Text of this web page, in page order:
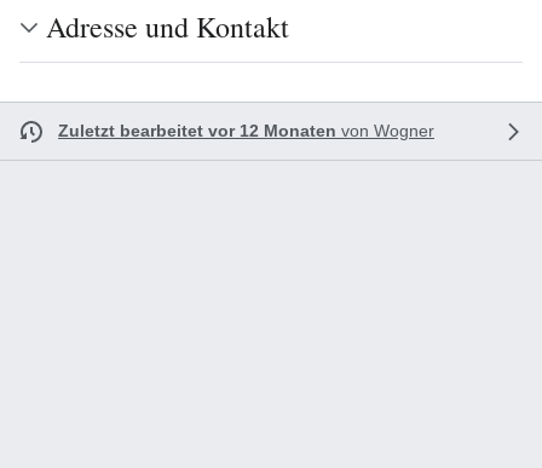
Adresse und Kontakt
Zuletzt bearbeitet vor 12 Monaten von Wogner